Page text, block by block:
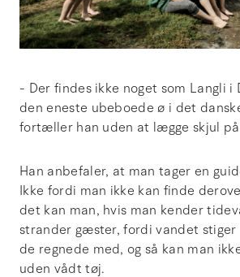
- Der findes ikke noget som Langli i
den eneste ubeboede ø i det
fortæller han uden at lægge skjul
Han anbefaler, at man tager en
Ikke fordi man ikke kan finde
det kan man, hvis man kender
strander gæster, fordi vandet stiger
de regnede med, og så kan man
uden vådt tøj.